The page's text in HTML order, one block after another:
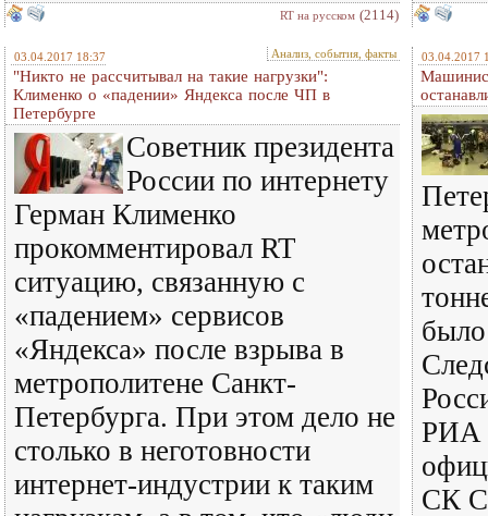
RT на русском (2114)
03.04.2017 18:37 Анализ, события, факты
"Никто не рассчитывал на такие нагрузки":
Клименко о «падении» Яндекса после ЧП в
Петербурге
Советник президента
России по интернету
Герман Клименко
прокомментировал RT
ситуацию, связанную с
«падением» сервисов
«Яндекса» после взрыва в
метрополитене Санкт-
Петербурга. При этом дело не
столько в неготовности
интернет-индустрии к таким
03.04.2017
РИА
СК